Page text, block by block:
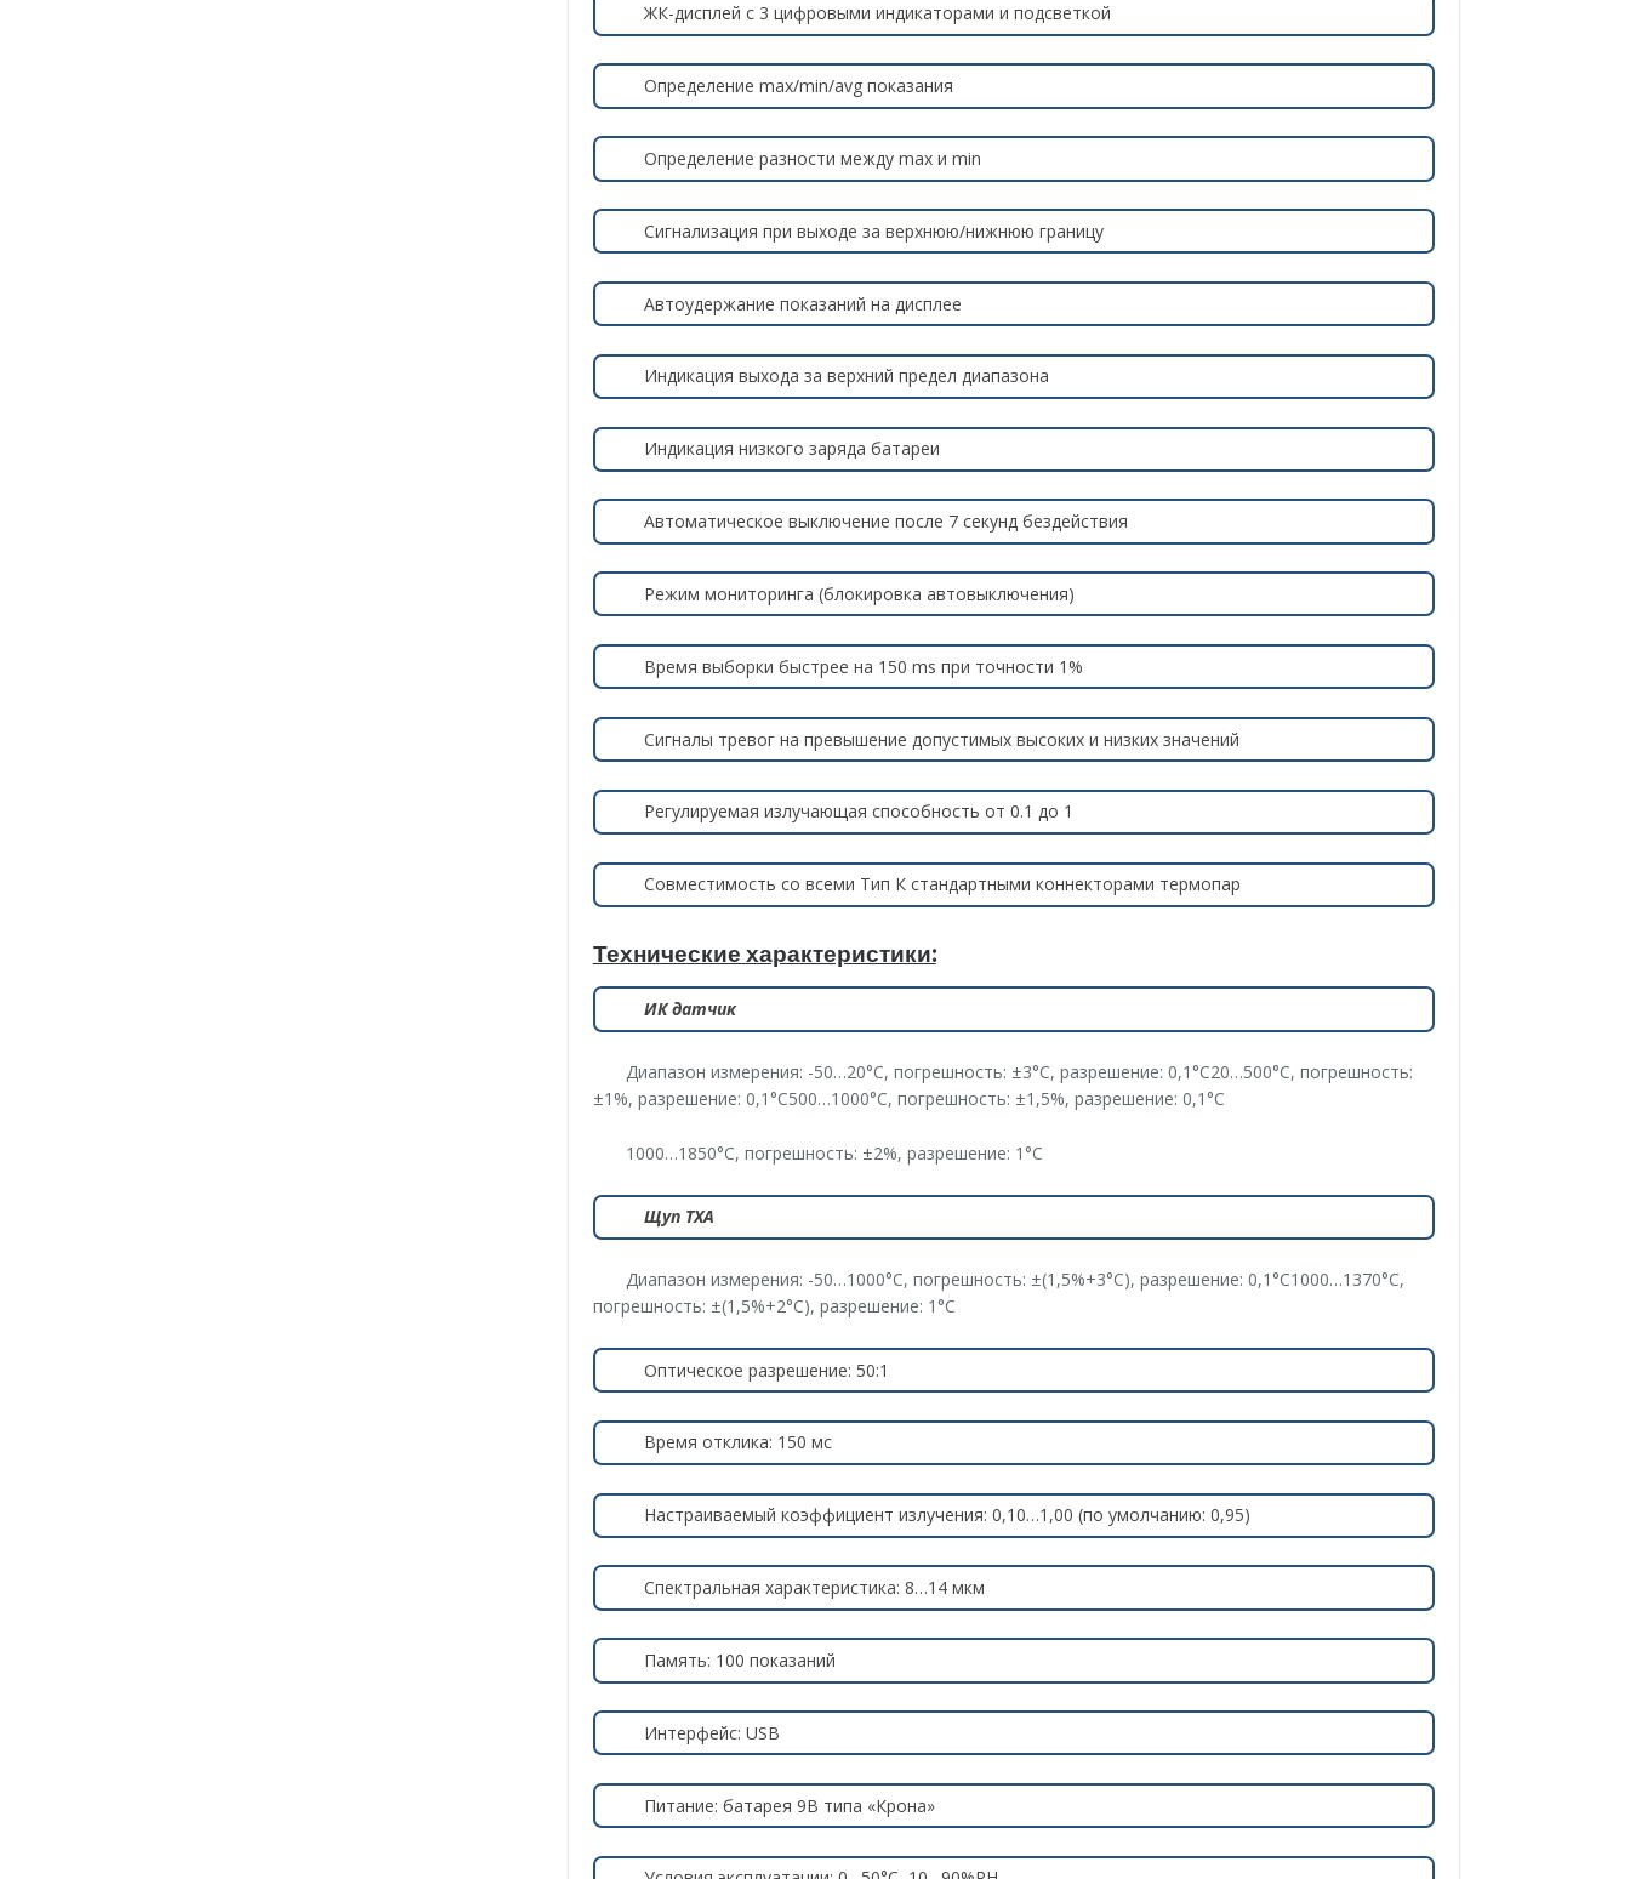
ЖК-дисплей с 3 цифровыми индикаторами и подсветкой
Определение max/min/avg показания
Определение разности между max и min
Сигнализация при выходе за верхнюю/нижнюю границу
Автоудержание показаний на дисплее
Индикация выхода за верхний предел диапазона
Индикация низкого заряда батареи
Автоматическое выключение после 7 секунд бездействия
Режим мониторинга (блокировка автовыключения)
Время выборки быстрее на 150 ms при точности 1%
Сигналы тревог на превышение допустимых высоких и низких значений
Регулируемая излучающая способность от 0.1 до 1
Совместимость со всеми Тип К стандартными коннекторами термопар
Технические характеристики:
ИК датчик
Диапазон измерения: -50…20°С, погрешность: ±3°С, разрешение: 0,1°С20…500°С, погрешность:
±1%, разрешение: 0,1°С500…1000°С, погрешность: ±1,5%, разрешение: 0,1°С
1000…1850°С, погрешность: ±2%, разрешение: 1°С
Щуп ТХА
Диапазон измерения: -50…1000°С, погрешность: ±(1,5%+3°С), разрешение: 0,1°С1000…1370°С,
погрешность: ±(1,5%+2°С), разрешение: 1°С
Оптическое разрешение: 50:1
Время отклика: 150 мс
Настраиваемый коэффициент излучения: 0,10…1,00 (по умолчанию: 0,95)
Спектральная характеристика: 8…14 мкм
Память: 100 показаний
Интерфейс: USB
Питание: батарея 9В типа «Крона»